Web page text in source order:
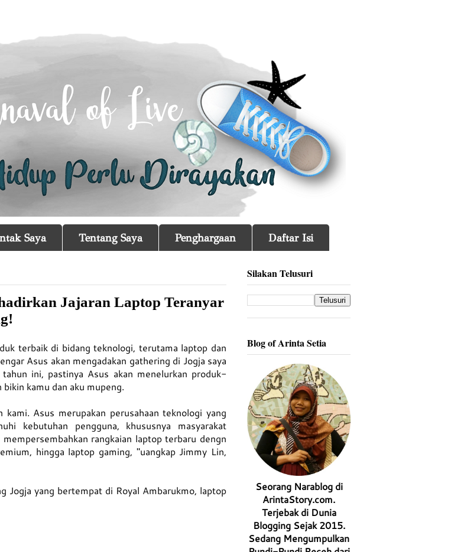
Saya Tentang Saya Penghargaan Daftar Isi
Jajaran Laptop Teranyar
terbaik di bidang teknologi, terutama laptop dan
Asus akan mengadakan gathering di Jogja saya
ini, pastinya Asus akan menelurkan produk-
kamu dan aku mupeng.
Asus merupakan perusahaan teknologi yang
kebutuhan pengguna, khususnya masyarakat
rangkaian laptop terbaru dengn
hingga laptop gaming, "uangkap Jimmy Lin,
Jogja yang bertempat di Royal Ambarukmo, laptop
Silakan Telusuri
Blog of Arinta Setia
Seorang Narablog di
ArintaStory.com.
Terjebak di Dunia
Blogging Sejak 2015.
Sedang Mengumpulkan